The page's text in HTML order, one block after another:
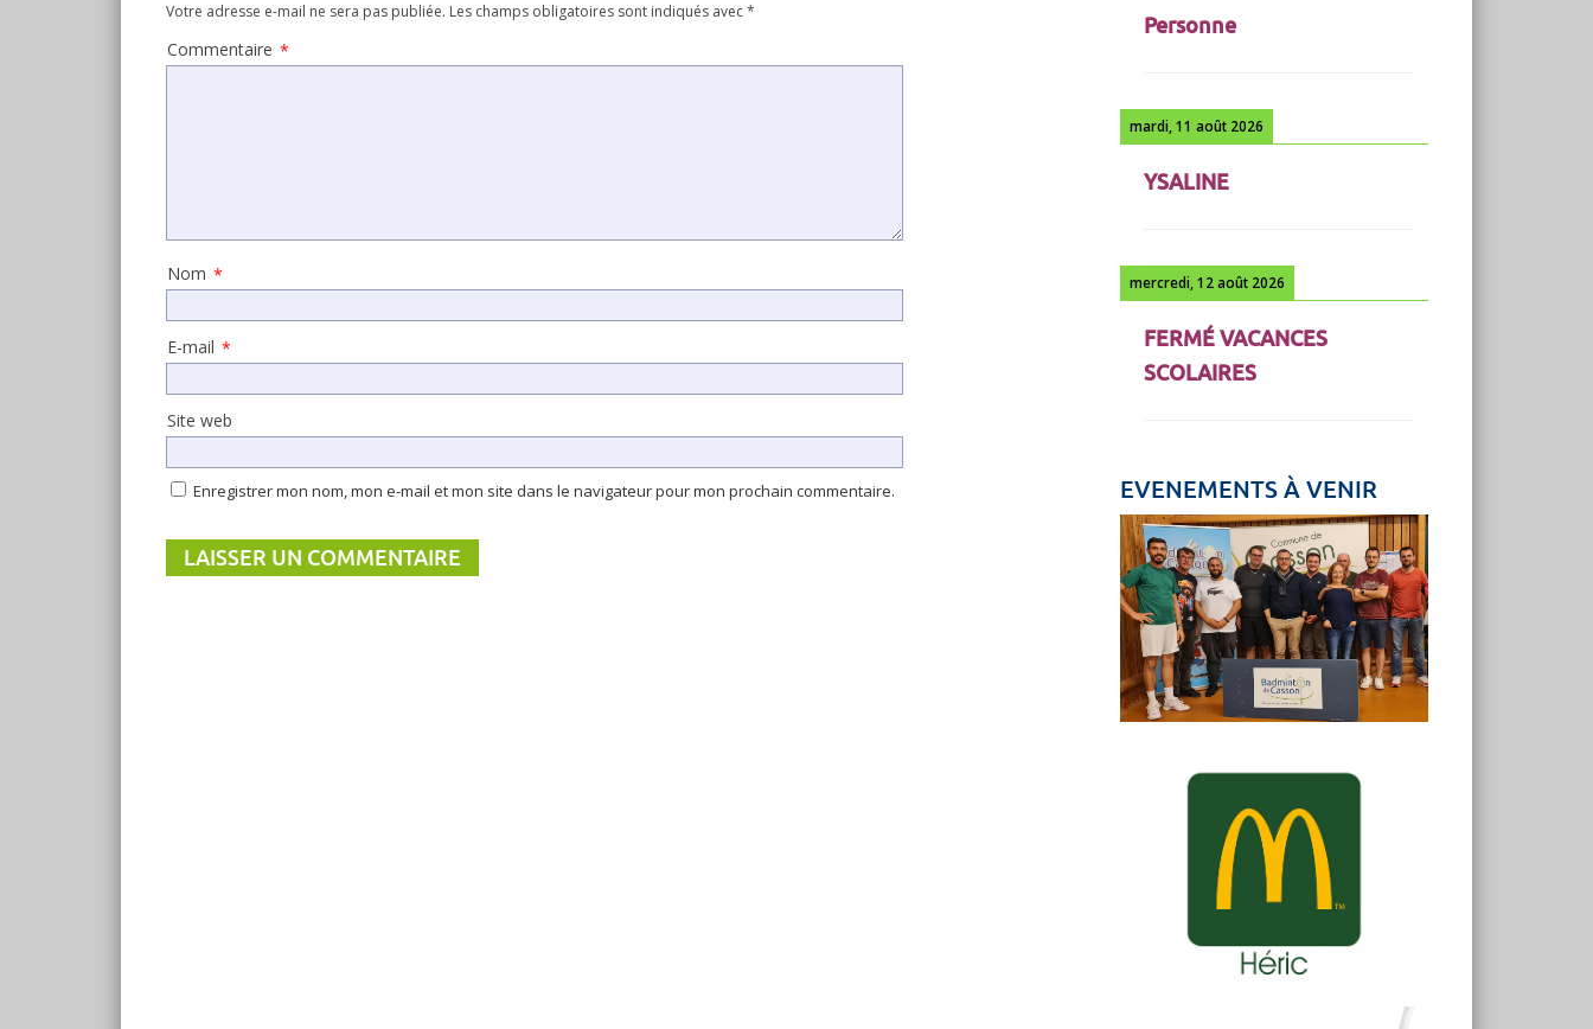
Votre adresse e-mail ne sera pas publiée. Les champs obligatoires sont indiqués avec*
Commentaire *
Nom *
E-mail *
Site web
Enregistrer mon nom, mon e-mail et mon site dans le navigateur pour mon prochain commentaire.
Personne
mardi, 11 août 2026
YSALINE
mercredi, 12 août 2026
FERMÉ VACANCES
SCOLAIRES
EVENEMENTS À VENIR